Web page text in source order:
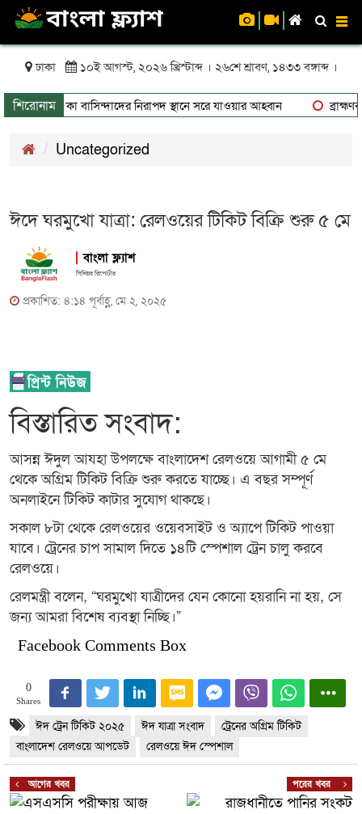
ঢাকা ১০ই আগস্ট, ২০২৬ খ্রিস্টাব্দ । ২৬শে শ্রাবণ, ১৪৩৩ বঙ্গাব্দ ।
শিরোনাম
ঝুঁকিতে থাকা বাসিন্দাদের নিরাপদ স্থানে সরে যাওয়ার আহ্বান
Uncategorized
ঈদে ঘরমুখো যাত্রা: রেলওয়ের টিকিট বিক্রি শুরু ৫ মে
বাংলা ফ্ল্যাশ
সিনিয়র রিপোর্টার
প্রকাশিত: ৪:১৪ পূর্বাহ্ণ, মে ২, ২০২৫
বিস্তারিত সংবাদ:
আসন্ন ঈদুল আযহা উপলক্ষে বাংলাদেশ রেলওয়ে আগামী ৫ মে
থেকে অগ্রিম টিকিট বিক্রি শুরু করতে যাচ্ছে। এ বছর সম্পূর্ণ
অনলাইনে টিকিট কাটার সুযোগ থাকছে।
সকাল ৮টা থেকে রেলওয়ের ওয়েবসাইট ও অ্যাপে টিকিট পাওয়া
যাবে। ট্রেনের চাপ সামাল দিতে ১৪টি স্পেশাল ট্রেন চালু করবে
রেলওয়ে।
রেলমন্ত্রী বলেন, “ঘরমুখো যাত্রীদের যেন কোনো হয়রানি না হয়, সে
জন্য আমরা বিশেষ ব্যবস্থা নিচ্ছি।”
Facebook Comments Box
0
Shares
ঈদ ট্রেন টিকিট ২০২৫ ঈদ যাত্রা সংবাদ
ট্রেনের অগ্রিম টিকিট
বাংলাদেশ রেলওয়ে আপডেট
রেলওয়ে ঈদ স্পেশাল
আগের খবর পরের খবর